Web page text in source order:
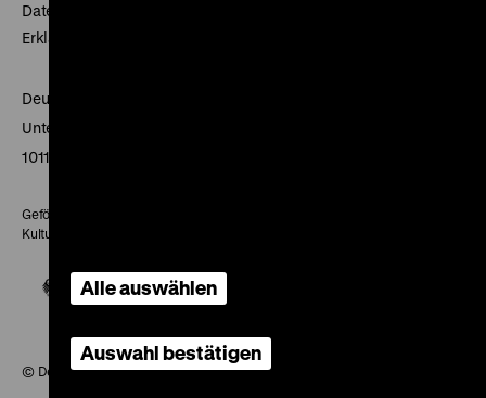
Datenschutz
Erklärung digitale Barrierefreiheit
Deutsches Historisches Museum
Unter den Linden 2
10117 Berlin
Gefördert mit Mitteln des Beauftragten der Bundesregierung für
Kultur und Medien
© Deutsches Historisches Museum, 2026
Alle auswählen
Auswahl bestätigen